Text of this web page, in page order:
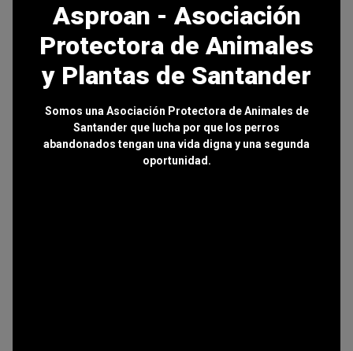
Asproan - Asociación
Protectora de Animales
y Plantas de Santander
Somos una Asociación Protectora de Animales de
Santander que lucha por que los perros
abandonados tengan una vida digna y una segunda
oportunidad.